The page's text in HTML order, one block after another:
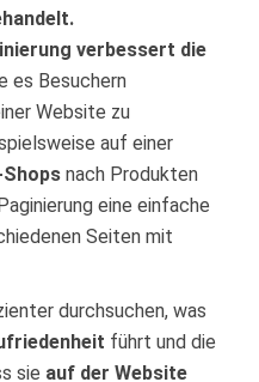
verbessert die
es Besuchern
Website zu
auf einer
nach Produkten
eine einfache
Seiten mit
durchsuchen, was
führt und die
sie auf der Website